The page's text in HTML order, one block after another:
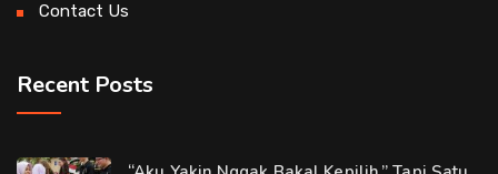
Contact Us
Recent Posts